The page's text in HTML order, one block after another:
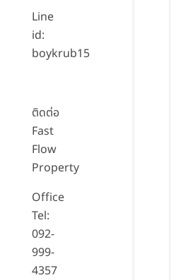
Line
id:
boykrub15
ติดต่อ
Fast
Flow
Property
Office
Tel:
092-
999-
4357